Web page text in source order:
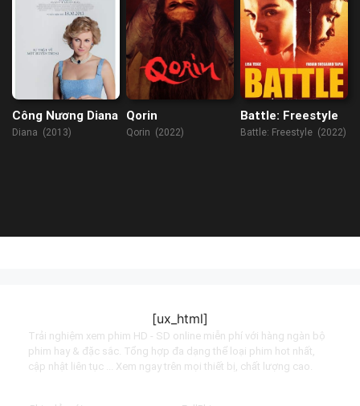
Công Nương Diana
Diana (2013)
Qorin
Qorin (2022)
Battle: Freestyle
Battle: Freestyle (2022)